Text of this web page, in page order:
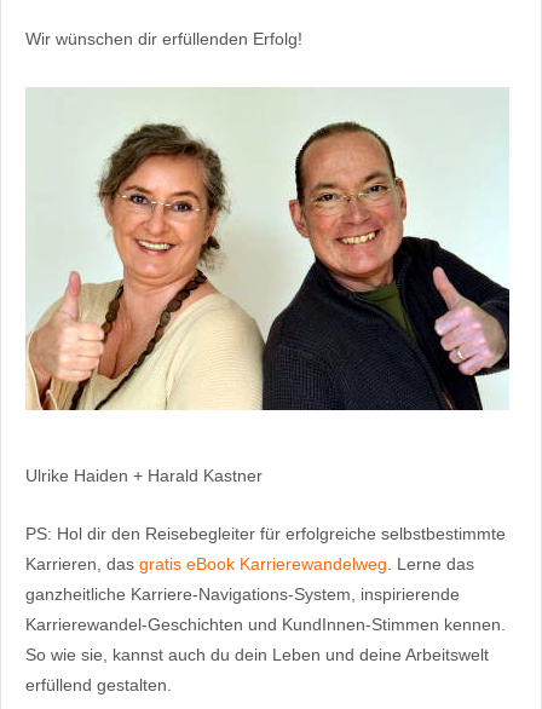
Wir wünschen dir erfüllenden Erfolg!
Ulrike Haiden + Harald Kastner
PS: Hol dir den Reisebegleiter für erfolgreiche selbstbestimmte
Karrieren, das gratis eBook Karrierewandelweg . Lerne das
ganzheitliche Karriere-Navigations-System, inspirierende
Karrierewandel-Geschichten und KundInnen-Stimmen kennen.
So wie sie, kannst auch du dein Leben und deine Arbeitswelt
erfüllend gestalten.